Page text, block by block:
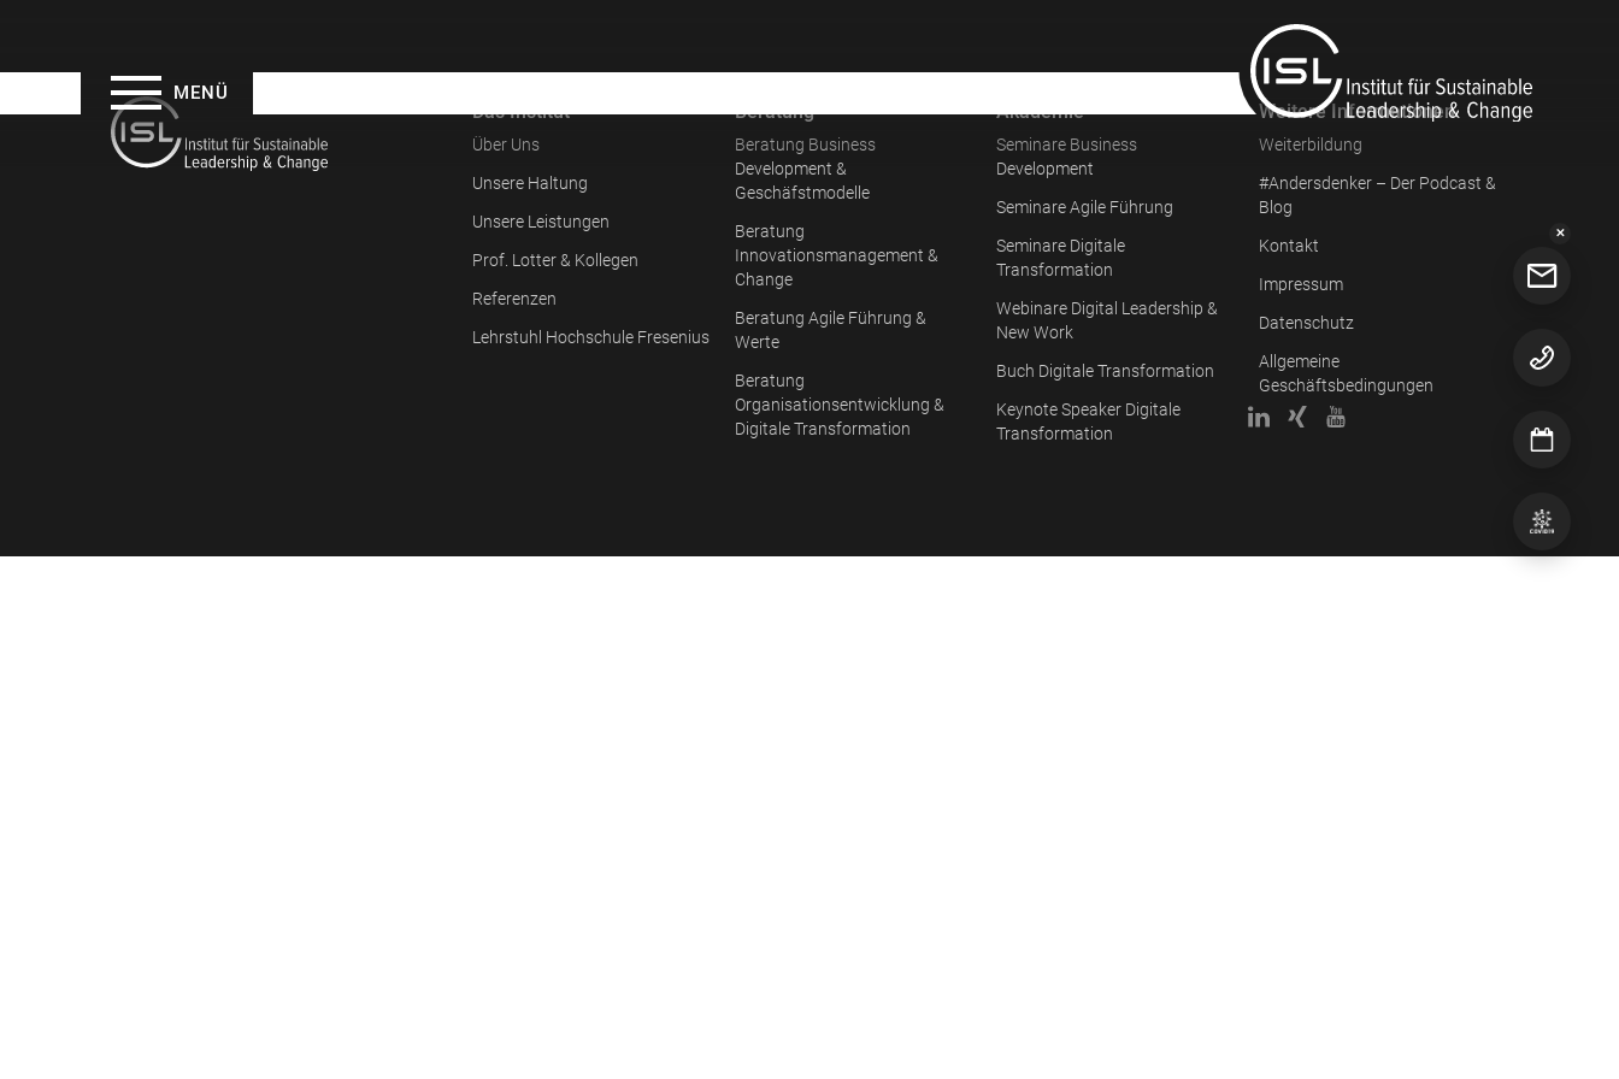
MENÜ
✕
Das Institut
Über Uns
Unsere Haltung
Unsere Leistungen
Prof. Lotter & Kollegen
Referenzen
Lehrstuhl Hochschule Fresenius
Beratung
Beratung Business
Development &
Geschäfstmodelle
Beratung
Innovationsmanagement &
Change
Beratung Agile Führung &
Werte
Beratung
Organisationsentwicklung &
Digitale Transformation
Akademie
Seminare Business
Development
Seminare Agile Führung
Seminare Digitale
Transformation
Webinare Digital Leadership &
New Work
Buch Digitale Transformation
Keynote Speaker Digitale
Transformation
Weitere Informationen
Weiterbildung
#Andersdenker – Der Podcast &
Blog
Kontakt
Impressum
Datenschutz
Allgemeine
Geschäftsbedingungen